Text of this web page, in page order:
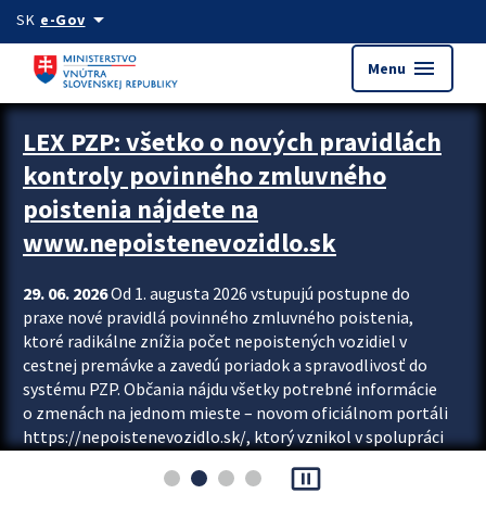
Preskocit na hlavný obsah
SK e-Govarrow_drop_down
Menu menu
Zastavit automatický posun upútavok
LEX PZP: všetko o nových pravidlách
kontroly povinného zmluvného
poistenia nájdete na
www.nepoistenevozidlo.sk
29. 06. 2026Od 1. augusta 2026 vstupujú postupne do
praxe nové pravidlá povinného zmluvného poistenia,
ktoré radikálne znížia počet nepoistených vozidiel v
cestnej premávke a zavedú poriadok a spravodlivosť do
systému PZP. Občania nájdu všetky potrebné informácie
o zmenách na jednom mieste – novom oficiálnom portáli
https://nepoistenevozidlo.sk/, ktorý vznikol v spolupráci
asociácie poisťovní (SLASPO) a Ministerstva vnútra SR.
pause_presentation